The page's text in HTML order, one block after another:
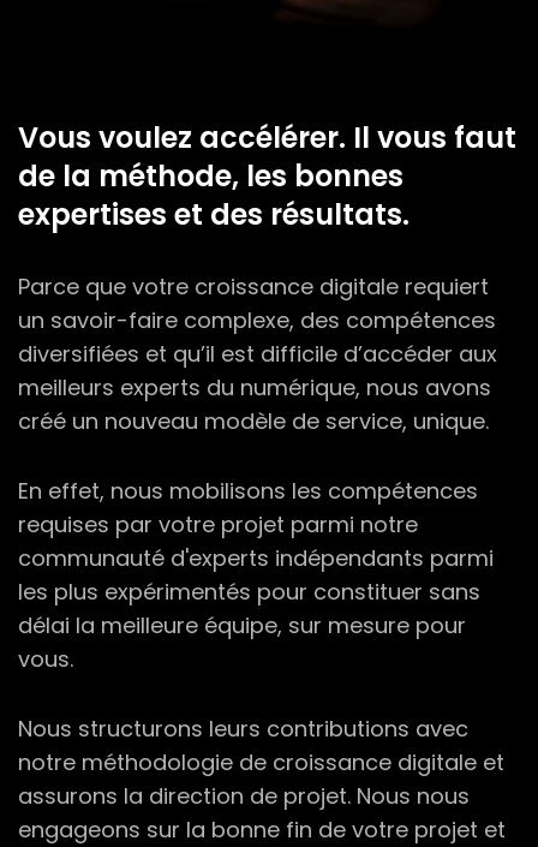
Vous voulez accélérer. Il vous faut
de la méthode, les bonnes
expertises et des résultats.
Parce que votre croissance digitale requiert
un savoir-faire complexe, des compétences
diversifiées et qu’il est difficile d’accéder aux
meilleurs experts du numérique, nous avons
créé un nouveau modèle de service, unique.
En effet, nous mobilisons les compétences
requises par votre projet parmi notre
communauté d'experts indépendants parmi
les plus expérimentés pour constituer sans
délai la meilleure équipe, sur mesure pour
vous.
Nous structurons leurs contributions avec
notre méthodologie de croissance digitale et
assurons la direction de projet. Nous nous
engageons sur la bonne fin de votre projet et